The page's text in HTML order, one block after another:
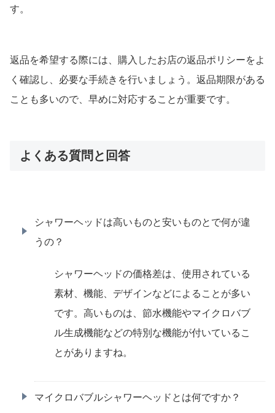
す。
返品を希望する際には、購入したお店の返品ポリシーをよ
く確認し、必要な手続きを行いましょう。返品期限がある
ことも多いので、早めに対応することが重要です。
よくある質問と回答
シャワーヘッドは高いものと安いものとで何が違
うの？
シャワーヘッドの価格差は、使用されている
素材、機能、デザインなどによることが多い
です。高いものは、節水機能やマイクロバブ
ル生成機能などの特別な機能が付いているこ
とがありますね。
マイクロバブルシャワーヘッドとは何ですか？